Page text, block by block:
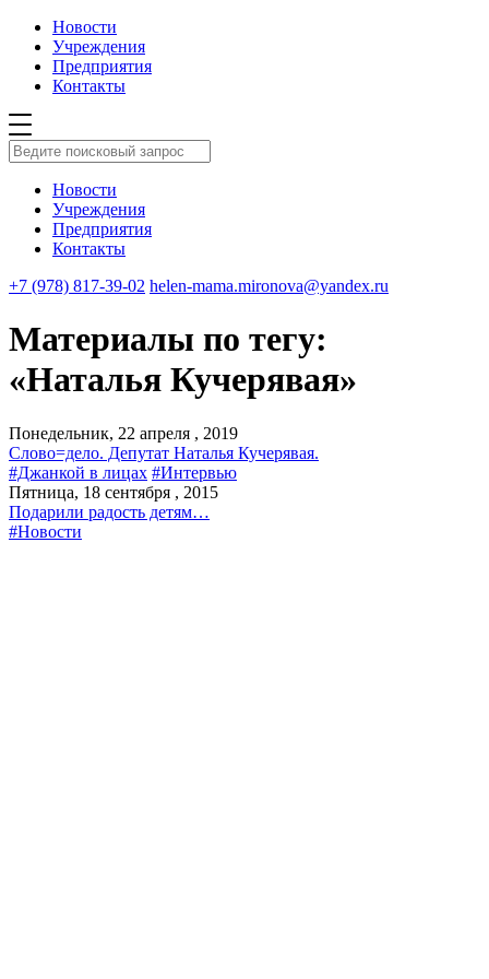
Новости
Учреждения
Предприятия
Контакты
Новости
Учреждения
Предприятия
Контакты
+7 (978) 817-39-02 helen-mama.mironova@yandex.ru
Материалы по тегу:
«Наталья Кучерявая»
Понедельник, 22 апреля , 2019
Слово=дело. Депутат Наталья Кучерявая.
#Джанкой в лицах #Интервью
Пятница, 18 сентября , 2015
Подарили радость детям…
#Новости